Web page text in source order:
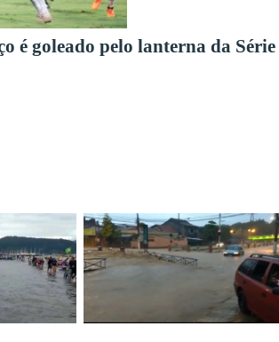
é goleado pelo lanterna da Série